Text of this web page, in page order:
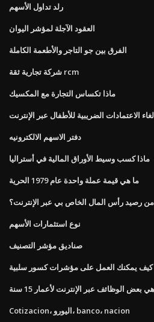
رلد تداول الأسهم
العقود الآجلة لمؤشر اليوان
الفرق بين جو التاجر والأطعمة الكاملة
شركة تجارية ثقة rcm
ماذا تكساس التجارة مع المكسيك
الاعتمادات الضريبية للأطفال عبر الإنترنت
دفتر الاسهم الالكترونيه
ماذا كسب وسيط الأوراق المالية في أستراليا
ما هي قيمة عملة واحدة عام 1979 الحرية
رصيد رأس المال الخاص بي عبر الإنترنت؟
نوع استثمارات الأسهم
صناديق مؤشر التصنيف
كيف يمكنك العمل على مؤشرات كسور سلبية
بعض الوظائف عبر الإنترنت لأعمار 15 سنة
Cotizacion، اليورو، banco، nacion